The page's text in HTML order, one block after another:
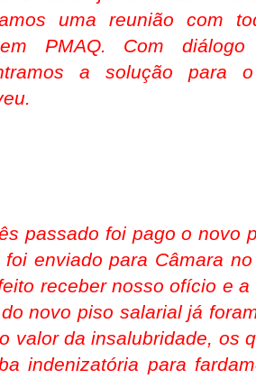
uma reunião com
PMAQ. Com
a solução para
passado foi pago o novo
foi enviado para Câmara
receber nosso ofício e
novo piso salarial já
valor da insalubridade, os
indenizatória para